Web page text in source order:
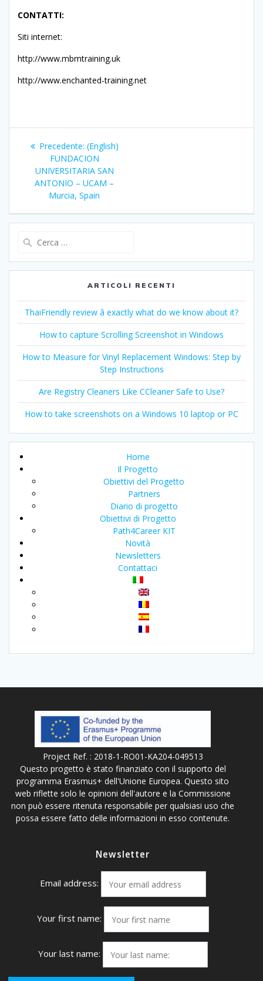
CONTATTI:
Siti internet:
http://www.mbmtraining.uk
http://www.enchanted-training.net
Navigazione
articoli
Precedente: Articolo
precedente:
(English)
FUNDACION
UNIVERSITARIA SAN
ANTONIO – UCAM –
Murcia, Spain
ARTICOLI RECENTI
ThaiFriendly review â exactly what do we know about it?
How to capture Scrolling Screenshot in Windows
How to Measure for Vinyl Replacement Windows: Step by
Step Instructions
Are Registry Cleaners Like CCleaner Safe to Use?
How to take screenshots on a Windows 10 laptop or PC
Home
Il Progetto
Obiettivi del Progetto
Partners
Diario di progetto
Obiettivi di Progetto
Path4Career KIT
Novità
Newsletters
Contattaci
Project Ref. : 2018-1-RO01-KA204-049513
Questo progetto è stato finanziato con il supporto del
programma Erasmus+ dell'Unione Europea. Questo sito
web riflette solo le opinioni dell'autore e la Commissione
non può essere ritenuta responsabile per qualsiasi uso che
possa essere fatto delle informazioni in esso contenute.
Newsletter
Email address:
Your first name:
Your last name: